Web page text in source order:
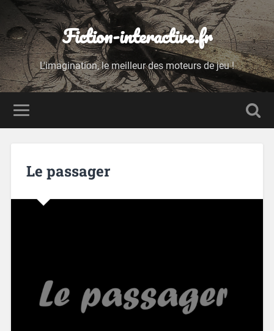
Fiction-interactive.fr
L'imagination, le meilleur des moteurs de jeu !
Le passager